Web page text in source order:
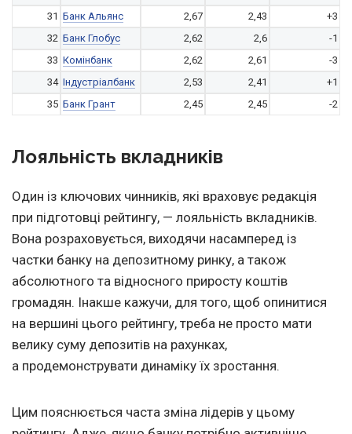
31 Банк Альянс 2,67 2,43
+3
32 Банк Глобус 2,62 2,6
-1
33 Комінбанк 2,62 2,61
-3
34 Індустріалбанк 2,53 2,41
+1
35 Банк Грант 2,45 2,45 -2
Лояльність вкладників
Один із ключових чинників, які враховує редакція
при підготовці рейтингу, — лояльність вкладників.
Вона розраховується, виходячи насамперед із
частки банку на депозитному ринку, а також
абсолютного та відносного приросту коштів
громадян. Інакше кажучи, для того, щоб опинитися
на вершині цього рейтингу, треба не просто мати
велику суму депозитів на рахунках,
а продемонструвати динаміку їх зростання.
Цим пояснюється часта зміна лідерів у цьому